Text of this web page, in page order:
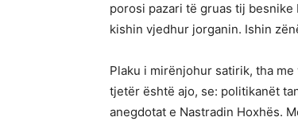
porosi pazari të gruas tij
kishin vjedhur jorganin. Ishin
Plaku i mirënjohur satirik, tha
tjetër është ajo, se: politikanët
anegdotat e Nastradin Hoxhës.